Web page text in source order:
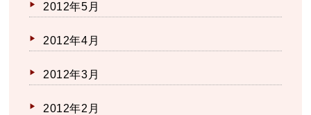
2012年5月
2012年4月
2012年3月
2012年2月